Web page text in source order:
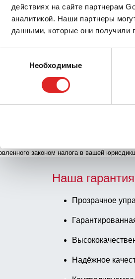
действиях на сайте партнерам
аналитикой. Наши партнеры
данными, которые они получили
согласияНеобходимые
S-Monovette®, СОЭ, 2
(ВxØ): 66 x 11 мм, с
05.1079.100|S-
4NC, Номинальный объем:
Крышка черный(-ая),
Сравнить
законом налога в вашей
Наша
Прозрачное
Надёжное